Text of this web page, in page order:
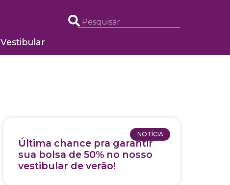
Vestibular
NOTÍCIA
Última chance pra garantir
sua bolsa de 50% no nosso
vestibular de verão!